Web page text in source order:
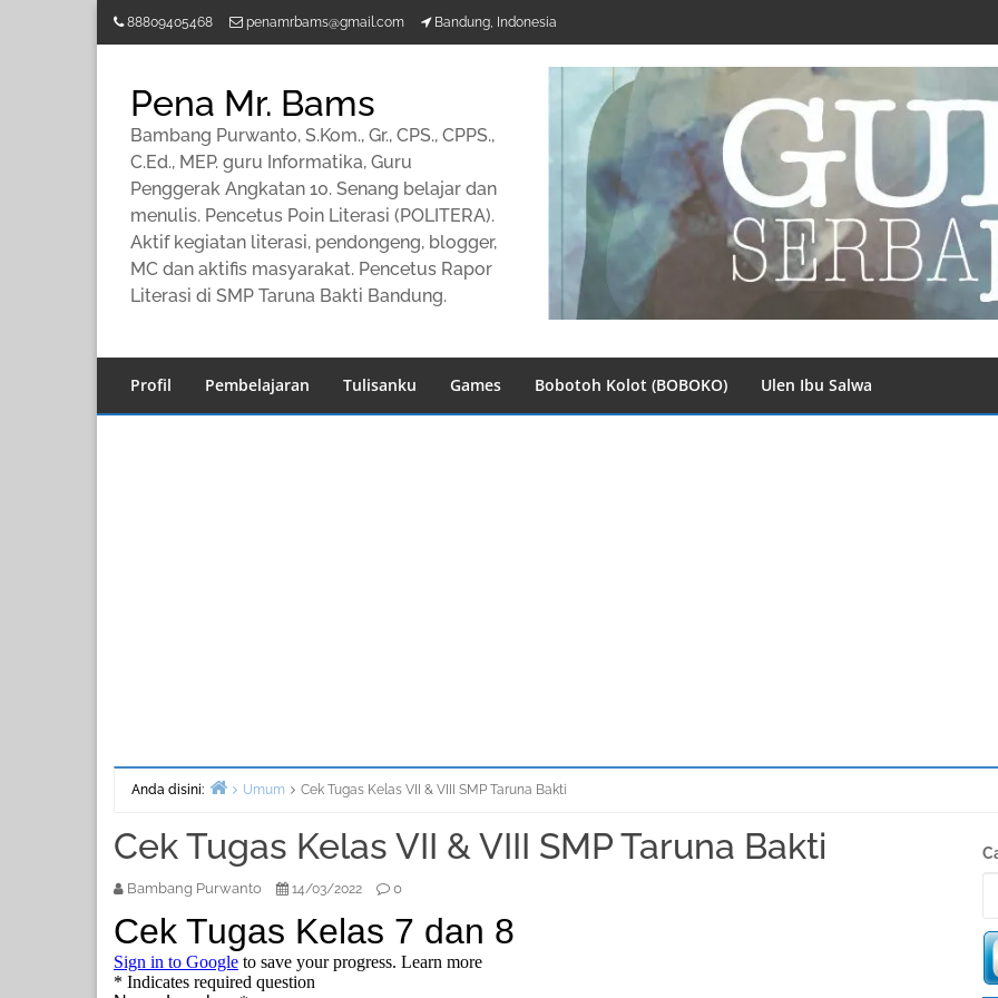
88809405468 penamrbams@gmail.com Bandung, Indonesia
Pena Mr. Bams
Bambang Purwanto, S.Kom., Gr., CPS., CPPS.,
C.Ed., MEP. guru Informatika, Guru
Penggerak Angkatan 10. Senang belajar dan
menulis. Pencetus Poin Literasi (POLITERA).
Aktif kegiatan literasi, pendongeng, blogger,
MC dan aktifis masyarakat. Pencetus Rapor
Literasi di SMP Taruna Bakti Bandung.
Profil Pembelajaran Tulisanku Games Bobotoh Kolot (BOBOKO) Ulen Ibu Salwa
Anda disini:
Umum Cek Tugas Kelas VII & VIII SMP Taruna Bakti
Cek Tugas Kelas VII & VIII SMP Taruna Bakti
Bambang Purwanto 14/03/2022 0